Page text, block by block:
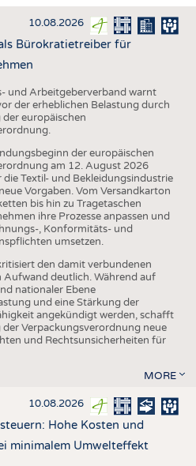
STATISTICS
TERMINE
BRANCHENTERMINE
10.08.2026
Bürokratietreiber für
und Arbeitgeberverband warnt
der erheblichen Belastung durch
europäischen
der europäischen
am 12. August 2026
Textil- und Bekleidungsindustrie
Vorgaben. Vom Versandkarton
bis hin zu Tragetaschen
ihre Prozesse anpassen und
, Konformitäts- und
umsetzen.
den damit verbundenen
Aufwand deutlich. Während auf
nationaler Ebene
und eine Stärkung der
angekündigt werden, schafft
der Verpackungsverordnung neue
und Rechtsunsicherheiten für
MORE
10.08.2026
Hohe Kosten und
minimalem Umwelteffekt